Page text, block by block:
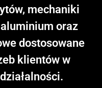
mechaniki
oraz
dostosowane
klientów w